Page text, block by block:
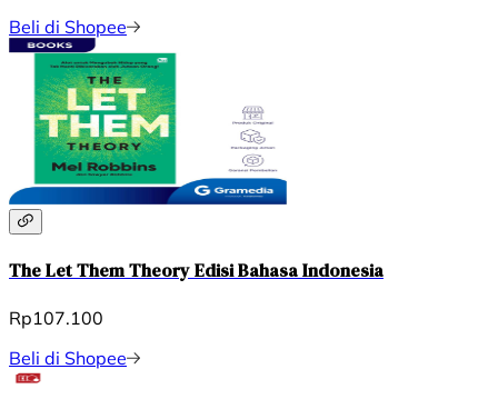
Beli di Shopee
The Let Them Theory Edisi Bahasa Indonesia
Rp107.100
Beli di Shopee